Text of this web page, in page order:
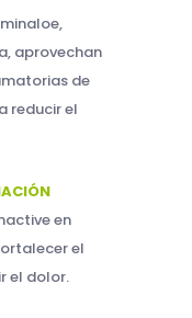
aprovechan
de
reducir el
en
el
el dolor.